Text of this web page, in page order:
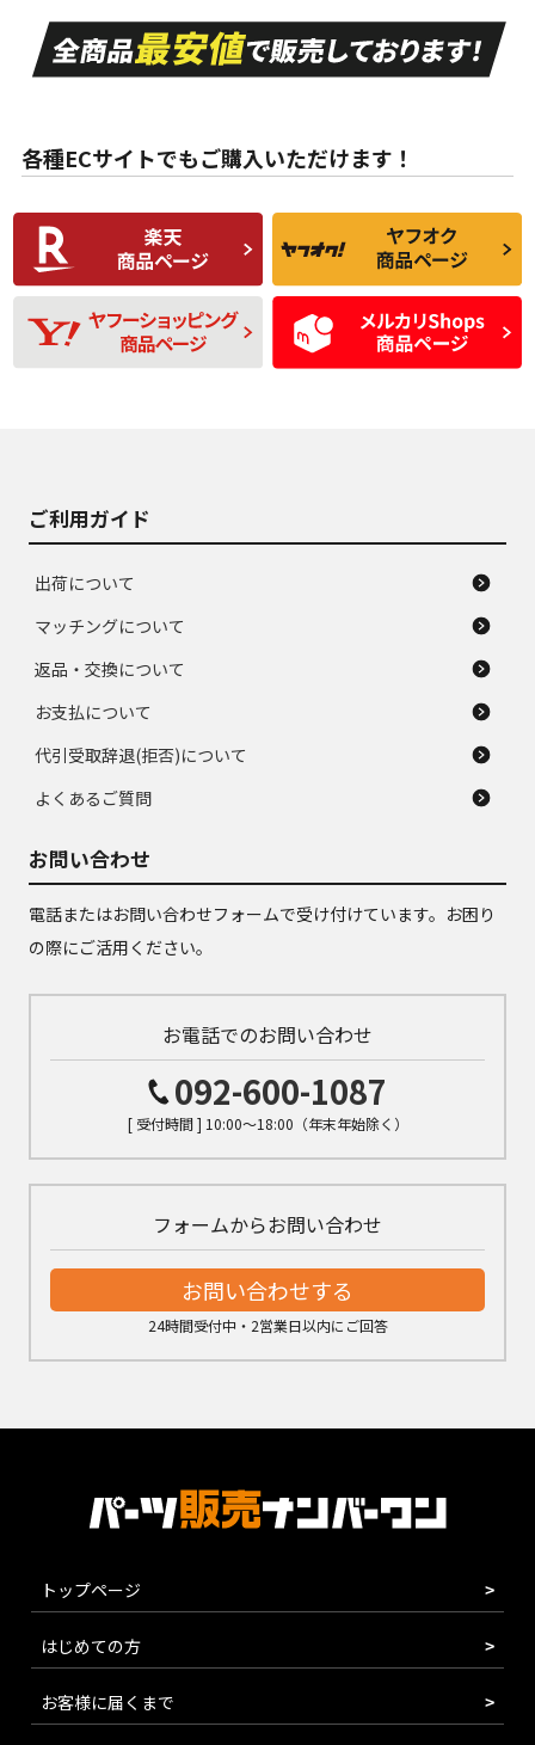
A
走行距離も少なく、
目立つ傷もほとんど
ない中古品
A
走行距離も少なく、
非常に状態の良い中
古品
な中古品
んどない中古品
C
使用感や傷があり、
比較的きれいな中古
品
C
偏磨耗・劣化は感じ
られるが、使用に問
題のない中古品
D
使用感や目立つ傷が
あり、一般的な中古
品
D
残り溝も少なく、偏
磨耗がみられ、短期
間使用できるくらい
の中古品
各種ECサイトでもご購入いただけます！
ご利用ガイド
出荷について
マッチングについて
返品・交換について
お支払について
代引受取辞退(拒否)について
よくあるご質問
お問い合わせ
電話またはお問い合わせフォームで受け付けています。お困り
の際にご活用ください。
お電話でのお問い合わせ
092-600-1087
[ 受付時間 ] 10:00～18:00（年末年始除く）
フォームからお問い合わせ
お問い合わせする
24時間受付中・2営業日以内にご回答
トップページ
はじめての方
お客様に届くまで